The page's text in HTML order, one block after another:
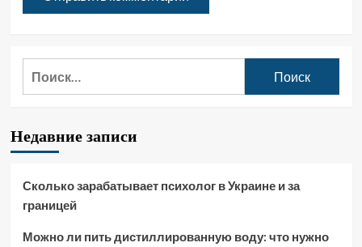
Недавние записи
Сколько зарабатывает психолог в Украине и за
границей
Можно ли пить дистиллированную воду: что нужно